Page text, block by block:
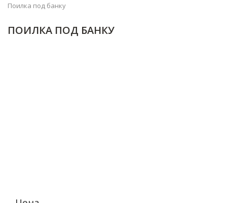
Поилка под банку
ПОИЛКА ПОД БАНКУ